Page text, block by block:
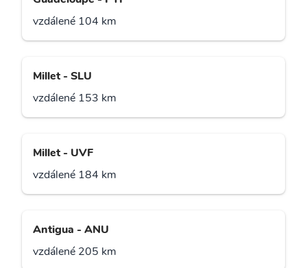
vzdálené 104 km
Millet - SLU
vzdálené 153 km
Millet - UVF
vzdálené 184 km
Antigua - ANU
vzdálené 205 km